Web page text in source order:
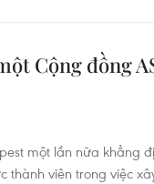
Cộng đồng
một lần nữa khẳng
thành viên trong việc